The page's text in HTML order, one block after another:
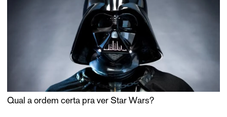
Qual a ordem certa pra ver Star Wars?